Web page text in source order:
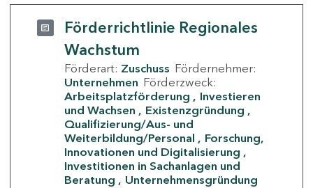
Förderrichtlinie Regionales
Wachstum
Förderart: Zuschuss Fördernehmer:
Unternehmen Förderzweck:
Arbeitsplatzförderung
Investieren
und Wachsen
Existenzgründung
Qualifizierung/Aus- und
Weiterbildung/Personal
Forschung,
Innovationen und Digitalisierung
Investitionen in Sachanlagen und
Beratung
Unternehmensgründung